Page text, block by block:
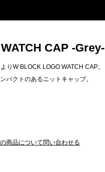
CAP -Grey-
りW BLOCK LOGO WATCH CAP。
パクトのあるニットキャップ。
の商品について問い合わせる